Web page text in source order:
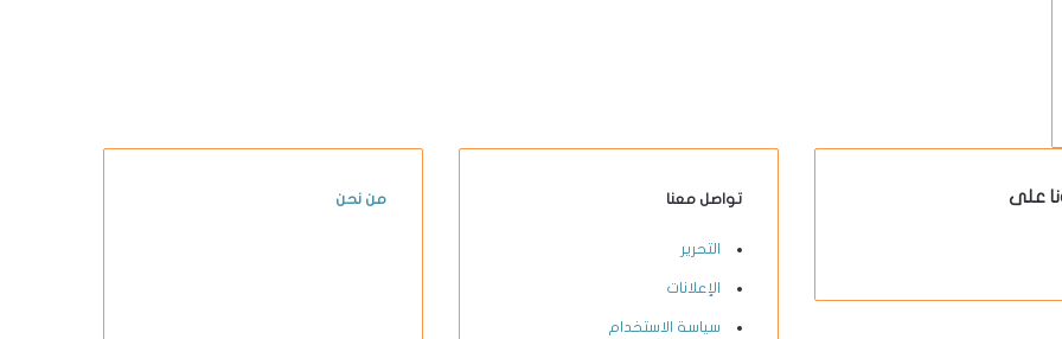
من نحن تواصل معنا
التحرير
الإعلانات
سياسة الاستخدام
على